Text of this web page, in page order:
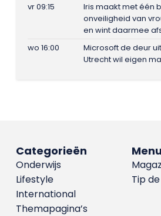
vr 09:15
Iris maakt met één
onveiligheid van
en wint daarmee
wo 16:00
Microsoft de deur
Utrecht wil eigen
Menu
Tip
Categorieën
Onderwijs
Lifestyle
International
Themapagina’s